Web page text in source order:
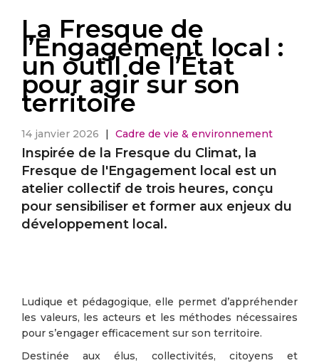
La Fresque de
l’Engagement local :
un outil de l’État
pour agir sur son
territoire
14 janvier 2026 | Cadre de vie & environnement
Inspirée de la Fresque du Climat, la
Fresque de l'Engagement local est un
atelier collectif de trois heures, conçu
pour sensibiliser et former aux enjeux du
développement local.
Ludique et pédagogique, elle permet d’appréhender
les valeurs, les acteurs et les méthodes nécessaires
pour s’engager efficacement sur son territoire.
Destinée aux élus, collectivités, citoyens et